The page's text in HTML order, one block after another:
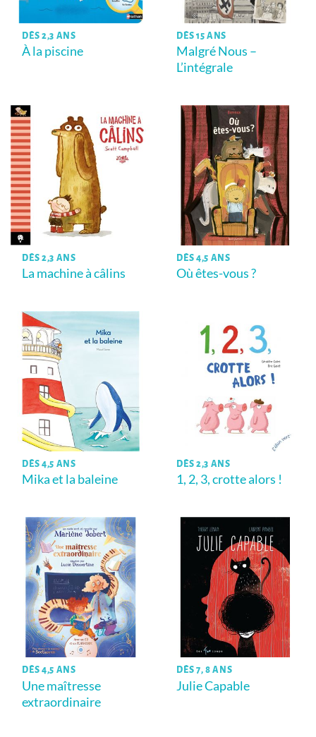
DÈS 2,3 ANS
À la piscine
DÈS 15 ANS
Malgré Nous –
L’intégrale
DÈS 2,3 ANS
La machine à câlins
DÈS 4,5 ANS
Où êtes-vous ?
DÈS 4,5 ANS
Mika et la baleine
DÈS 2,3 ANS
1, 2, 3, crotte alors !
DÈS 4,5 ANS
Une maîtresse
extraordinaire
DÈS 7, 8 ANS
Julie Capable